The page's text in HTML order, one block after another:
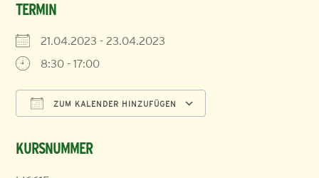
TERMIN
21.04.2023 - 23.04.2023
8:30 - 17:00
ZUM KALENDER HINZUFÜGEN
KURSNUMMER